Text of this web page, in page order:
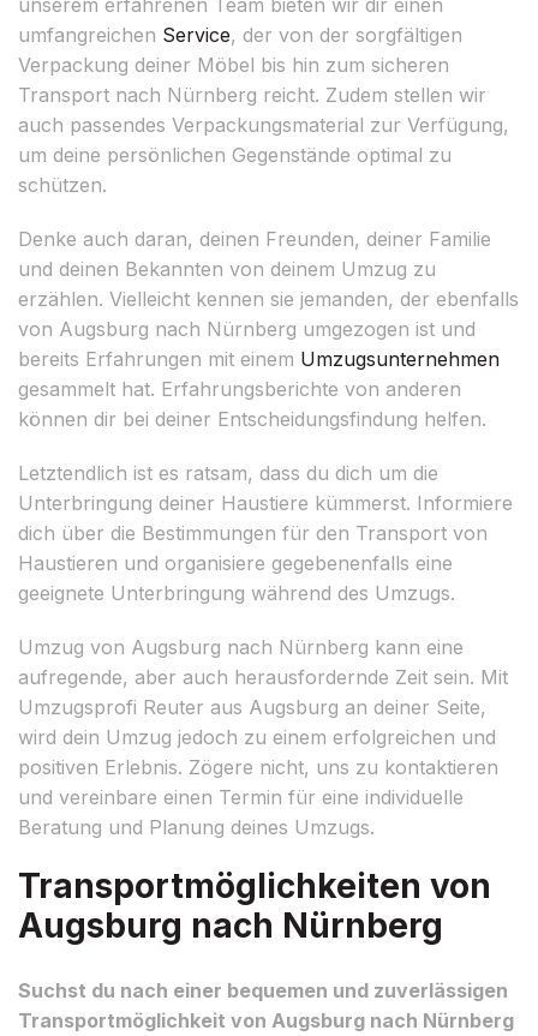
umfangreichen Service, der von der sorgfältigen
Verpackung deiner Möbel bis hin zum sicheren
Transport nach Nürnberg reicht. Zudem stellen wir
auch passendes Verpackungsmaterial zur Verfügung,
um deine persönlichen Gegenstände optimal zu
schützen.
Denke auch daran, deinen Freunden, deiner Familie
und deinen Bekannten von deinem Umzug zu
erzählen. Vielleicht kennen sie jemanden, der ebenfalls
von Augsburg nach Nürnberg umgezogen ist und
bereits Erfahrungen mit einem Umzugsunternehmen
gesammelt hat. Erfahrungsberichte von anderen
können dir bei deiner Entscheidungsfindung helfen.
Letztendlich ist es ratsam, dass du dich um die
Unterbringung deiner Haustiere kümmerst. Informiere
dich über die Bestimmungen für den Transport von
Haustieren und organisiere gegebenenfalls eine
geeignete Unterbringung während des Umzugs.
Umzug von Augsburg nach Nürnberg kann eine
aufregende, aber auch herausfordernde Zeit sein. Mit
Umzugsprofi Reuter aus Augsburg an deiner Seite,
wird dein Umzug jedoch zu einem erfolgreichen und
positiven Erlebnis. Zögere nicht, uns zu kontaktieren
und vereinbare einen Termin für eine individuelle
Beratung und Planung deines Umzugs.
Transportmöglichkeiten von
Augsburg nach Nürnberg
Suchst du nach einer bequemen und zuverlässigen
Transportmöglichkeit von Augsburg nach Nürnberg